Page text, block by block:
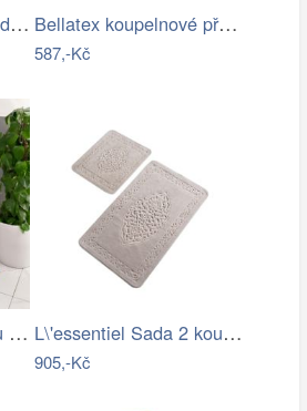
Modrá koupelnová předložka s hvězdou -… Bellatex koupelnové předložky…
587,-Kč
Die moderne Hausfrau Protiskluzová… L\'essentiel Sada 2 koupelnových…
905,-Kč